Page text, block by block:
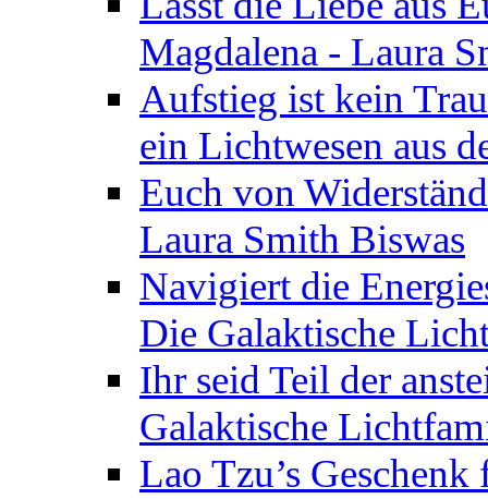
Magdalena - Laura
Aufstieg ist kein
ein Lichtwesen aus
Euch von
Laura Smith Biswas
Navigiert die
Die Galaktische
Ihr seid Teil der
Galaktische
Lao Tzu’s